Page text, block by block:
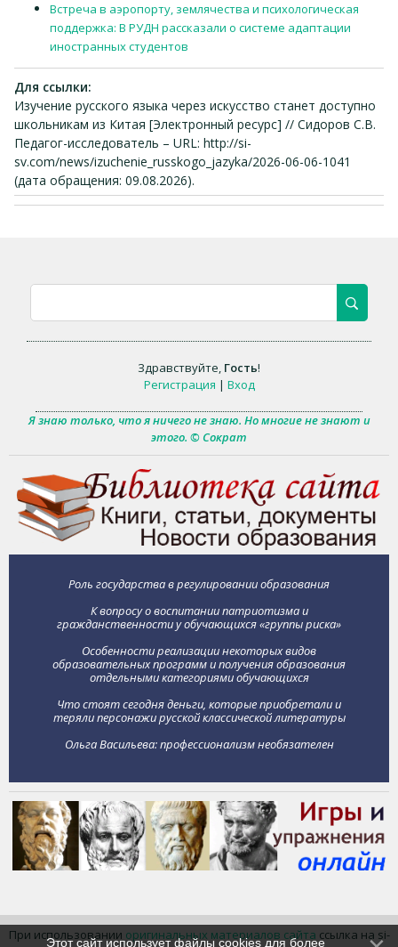
Встреча в аэропорту, землячества и психологическая
поддержка: В РУДН рассказали о системе адаптации
иностранных студентов
Для ссылки:
Изучение русского языка через искусство станет доступно
школьникам из Китая [Электронный ресурс] // Сидоров С.В.
Педагог-исследователь – URL: http://si-
sv.com/news/izuchenie_russkogo_jazyka/2026-06-06-1041
(дата обращения: 09.08.2026).
Здравствуйте, Гость!
Регистрация | Вход
Я знаю только, что я ничего не знаю. Но многие не знают и
этого. © Сократ
Роль государства в регулировании образования
К вопросу о воспитании патриотизма и
гражданственности у обучающихся «группы риска»
Особенности реализации некоторых видов
образовательных программ и получения образования
отдельными категориями обучающихся
Что стоят сегодня деньги, которые приобретали и
теряли персонажи русской классической литературы
Ольга Васильева: профессионализм необязателен
При использовании оригинальных материалов сайта ссылка на si-
Этот сайт использует файлы cookies для более